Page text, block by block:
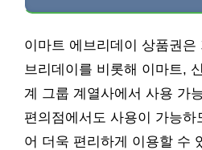
이마트 에브리데이 상품권은
브리데이를 비롯해 이마트,
계 그룹 계열사에서 사용 가
편의점에서도 사용이 가능하
어 더욱 편리하게 이용할 수